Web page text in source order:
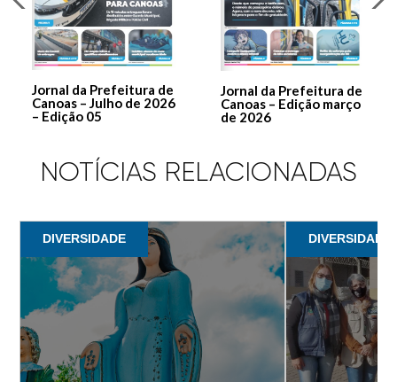
Jornal da Prefeitura de
Canoas – Julho de 2026
– Edição 05
Jornal da Prefeitura de
Canoas – Edição março
de 2026
NOTÍCIAS RELACIONADAS
DIVERSIDADE DIVERSIDADE